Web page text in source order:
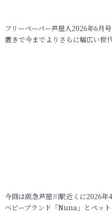
フリーペーパー芦屋人2026年6月
置きで今までよりさらに幅広い世
今回は阪急芦屋川駅近くに2026年
ベビーブランド「Nuna」とペッ